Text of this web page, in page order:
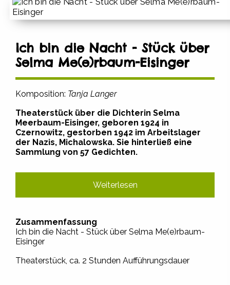
Ich bin die Nacht - Stück über
Selma Me(e)rbaum-Eisinger
Komposition: Tanja Langer
Theaterstück über die Dichterin Selma
Meerbaum-Eisinger, geboren 1924 in
Czernowitz, gestorben 1942 im Arbeitslager
der Nazis, Michalowska. Sie hinterließ eine
Sammlung von 57 Gedichten.
Weiterlesen
Zusammenfassung
Ich bin die Nacht - Stück über Selma Me(e)rbaum-
Eisinger
Theaterstück, ca. 2 Stunden Aufführungsdauer